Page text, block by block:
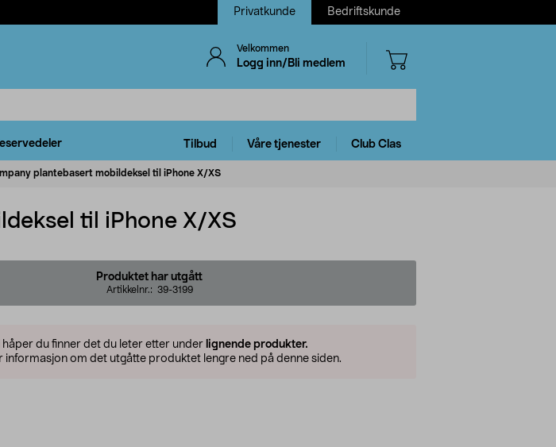
Privatkunde Bedriftskunde
Velkommen
Logg inn/Bli medlem
Tilbud Våre tjenester Club Clas
plantebasert mobildeksel til iPhone X/XS
til iPhone X/XS
Produktet har utgått
Artikkelnr.: 39-3199
håper du finner det du leter etter under lignende produkter.
informasjon om det utgåtte produktet lengre ned på denne siden.